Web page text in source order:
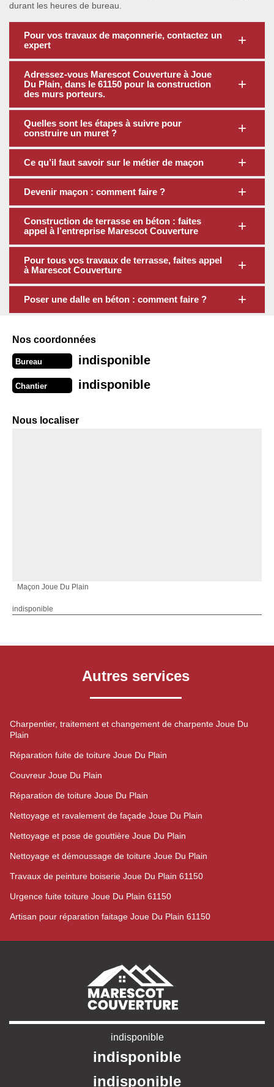
durant les heures de bureau.
Pour vos travaux de maçonnerie, contactez un
expert
Adressez-vous Marescot Couverture à Joue
Du Plain, dans le 61150 pour la construction
des murs porteurs.
Quelles sont les étapes à suivre pour
construire un muret ?
Ce qu’il faut savoir sur le métier de maçon
Devenir maçon : comment faire ?
Construction de terrasse en béton : faites
appel à l’entreprise Marescot Couverture
Pour tous vos travaux de terrasse, faites appel
à Marescot Couverture
Poser une dalle en béton : comment faire ?
Nos coordonnées
Bureau indisponible
Chantier indisponible
Nous localiser
Maçon Joue Du Plain
indisponible
Autres services
Charpentier, traitement et changement de charpente Joue Du
Plain
Réparation fuite de toiture Joue Du Plain
Couvreur Joue Du Plain
Réparation de toiture Joue Du Plain
Nettoyage et ravalement de façade Joue Du Plain
Nettoyage et pose de gouttière Joue Du Plain
Nettoyage et démoussage de toiture Joue Du Plain
Travaux de peinture boiserie Joue Du Plain 61150
Urgence fuite toiture Joue Du Plain 61150
Artisan pour réparation faitage Joue Du Plain 61150
indisponible
indisponible
indisponible